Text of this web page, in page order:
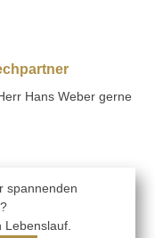
Hans Weber gerne
spannenden